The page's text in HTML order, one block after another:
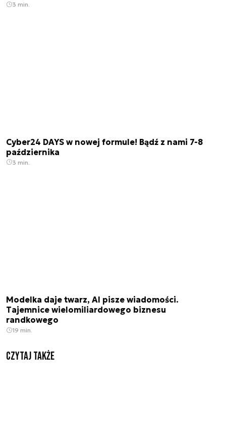
3 min.
Cyber24 DAYS w nowej formule! Bądź z nami 7-8
października
3 min.
Modelka daje twarz, AI pisze wiadomości.
Tajemnice wielomiliardowego biznesu
randkowego
19 min.
Czytaj także